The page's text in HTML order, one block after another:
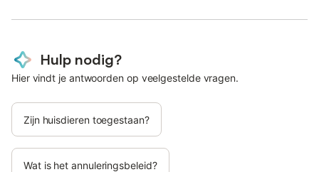
Hulp nodig?
Hier vindt je antwoorden op veelgestelde vragen.
Zijn huisdieren toegestaan?
Wat is het annuleringsbeleid?